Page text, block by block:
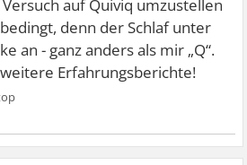
auf Quiviq umzustellen
denn der Schlaf unter
an - ganz anders als mir „Q“.
Erfahrungsberichte!